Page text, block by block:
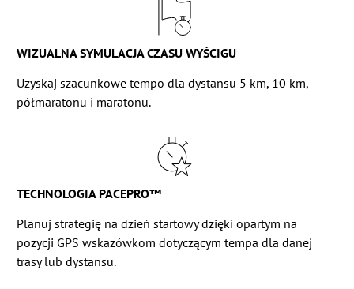
WIZUALNA SYMULACJA CZASU WYŚCIGU
Uzyskaj szacunkowe tempo dla dystansu 5 km, 10 km,
półmaratonu i maratonu.
TECHNOLOGIA PACEPRO™
Planuj strategię na dzień startowy dzięki opartym na
pozycji GPS wskazówkom dotyczącym tempa dla danej
trasy lub dystansu.